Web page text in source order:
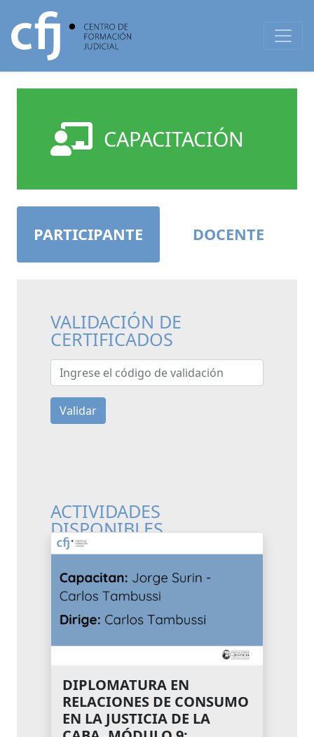
CAPACITACIÓN
PARTICIPANTE DOCENTE
VALIDACIÓN DE
CERTIFICADOS
Ingrese el código de validación
Validar
ACTIVIDADES
DISPONIBLES
DIPLOMATURA EN
RELACIONES DE CONSUMO
EN LA JUSTICIA DE LA